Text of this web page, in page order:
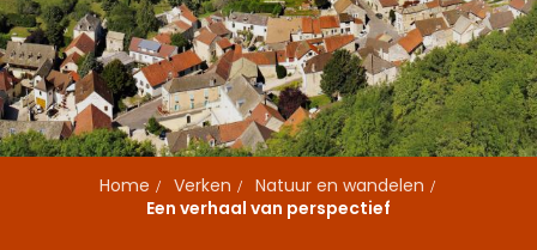
Home Verken
Natuur en wandelen
Een verhaal van perspectief